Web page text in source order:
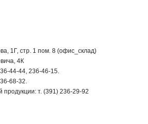
1Г, стр. 1 пом. 8 (офис_склад)
4К
44-44, 236-46-15.
68-32.
продукции: т. (391) 236-29-92